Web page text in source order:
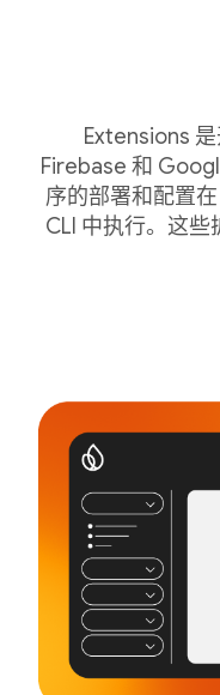
Extensions
Firebase 和
序的部署和配置
CLI 中执行。这